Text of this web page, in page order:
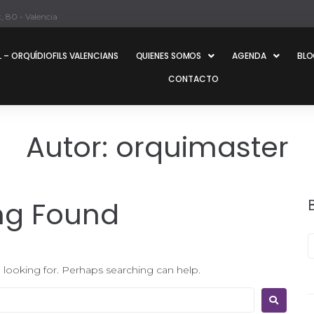
80 - Valencia
ORQUÍDIOFILS VALENCIANS QUIENES SOMOS AGENDA
CONTACTO
Autor: orquimaster
Found
looking for. Perhaps searching can help.